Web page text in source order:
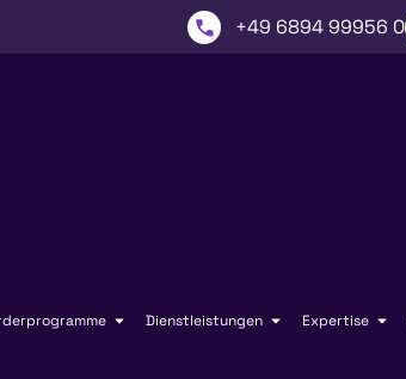
+49 6894 99956 0
Dienstleistungen Expertise